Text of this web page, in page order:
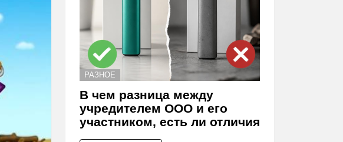
РАЗНОЕ
В чем разница между
учредителем ООО и его
участником, есть ли отличия